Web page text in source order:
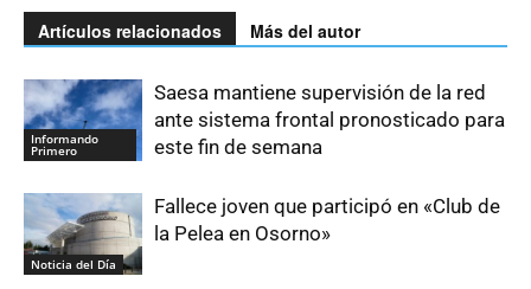
Artículos relacionados Más del autor
Informando
Primero
Saesa mantiene supervisión de la red
ante sistema frontal pronosticado para
este fin de semana
Noticia del Día
Fallece joven que participó en «Club de
la Pelea en Osorno»